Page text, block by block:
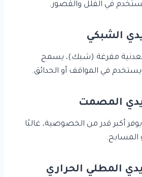
في الفلل والقصور.
مفرغة (شبك)، يسمح
في المواقف أو الحدائق.
أكبر قدر من الخصوصية، غالبًا